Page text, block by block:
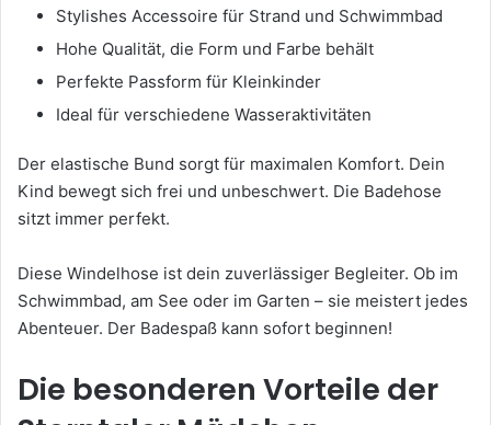
Stylishes Accessoire für Strand und Schwimmbad
Hohe Qualität, die Form und Farbe behält
Perfekte Passform für Kleinkinder
Ideal für verschiedene Wasseraktivitäten
Der elastische Bund sorgt für maximalen Komfort. Dein
Kind bewegt sich frei und unbeschwert. Die Badehose
sitzt immer perfekt.
Diese Windelhose ist dein zuverlässiger Begleiter. Ob im
Schwimmbad, am See oder im Garten – sie meistert jedes
Abenteuer. Der Badespaß kann sofort beginnen!
Die besonderen Vorteile der